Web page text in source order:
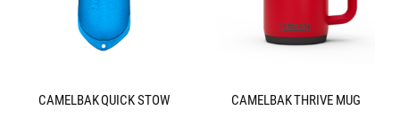
CAMELBAK QUICK STOW CAMELBAK THRIVE MUG